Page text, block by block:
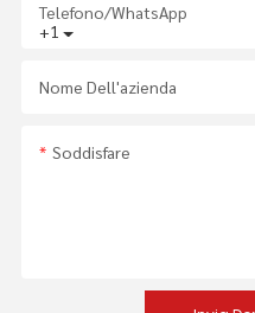
+1
Telefono/WhatsApp
Nome Dell'azienda
Soddisfare